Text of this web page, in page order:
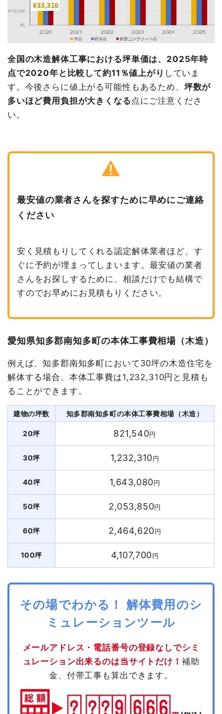
全国の木造解体工事における坪単価は、2025年時
点で2020年と比較して約11％値上がり していま
す。今後さらに値上がる可能性もあるため、 坪数が
多いほど費用負担が大きくなる 点にご注意くださ
い。
最安値の業者さんを探すために早めにご連絡
ください
安く見積もりしてくれる認定解体業者ほど、す
ぐに予約が埋まってしまいます。最安値の業者
さんをお探しするために、相談だけでも結構で
すのでお早めにお見積もりください。
愛知県知多郡南知多町の本体工事費相場（木造）
例えば、知多郡南知多町において30坪の木造住宅を
解体する場合、本体工事費は1,232,310円と見積も
ることができます。
建物の坪数 知多郡南知多町の本体工事費相場（木造）
20坪 821,540円
30坪 1,232,310円
40坪 1,643,080円
50坪 2,053,850円
60坪 2,464,620円
100坪 4,107,700円
その場でわかる！ 解体費用のシ
ミュレーションツール
メールアドレス・電話番号の登録なしでシミ
ュレーション出来るのは当サイトだけ！ 補助
金、付帯工事も算出できます。